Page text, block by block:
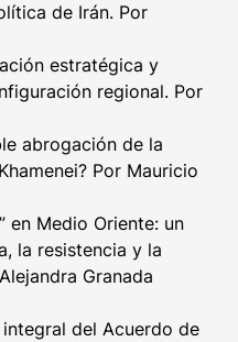
de Irán. Por
estratégica y
regional. Por
abrogación de la
Por Mauricio
en Medio Oriente: un
la resistencia y la
Granada
del Acuerdo de